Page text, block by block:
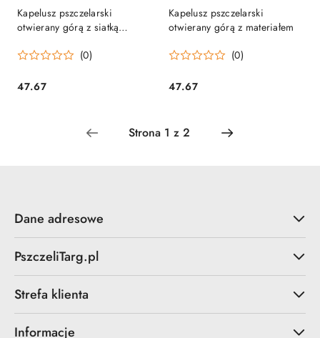
Kapelusz pszczelarski
otwierany górą z siatką
(0)
Cena:
47.67
Kapelusz pszczelarski
otwierany górą z materiałem
(0)
Cena:
47.67
Dane adresowe
PszczeliTarg.pl
Strefa klienta
Informacje